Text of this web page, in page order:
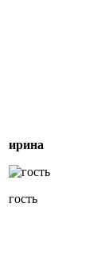
ирина
гость